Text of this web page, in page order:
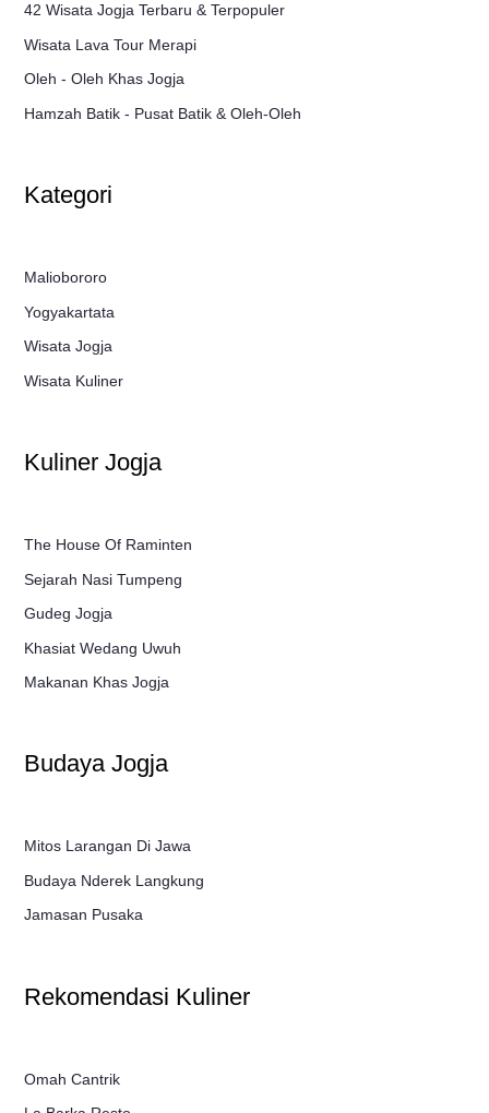
42 Wisata Jogja Terbaru & Terpopuler
Wisata Lava Tour Merapi
Oleh - Oleh Khas Jogja
Hamzah Batik - Pusat Batik & Oleh-Oleh
Kategori
Maliobororo
Yogyakartata
Wisata Jogja
Wisata Kuliner
Kuliner Jogja
The House Of Raminten
Sejarah Nasi Tumpeng
Gudeg Jogja
Khasiat Wedang Uwuh
Makanan Khas Jogja
Budaya Jogja
Mitos Larangan Di Jawa
Budaya Nderek Langkung
Jamasan Pusaka
Rekomendasi Kuliner
Omah Cantrik